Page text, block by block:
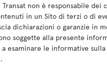
Transat non è responsabile
in un Sito di terzi o di
dichiarazioni o garanzie in
soggette alla presente
esaminare le informative